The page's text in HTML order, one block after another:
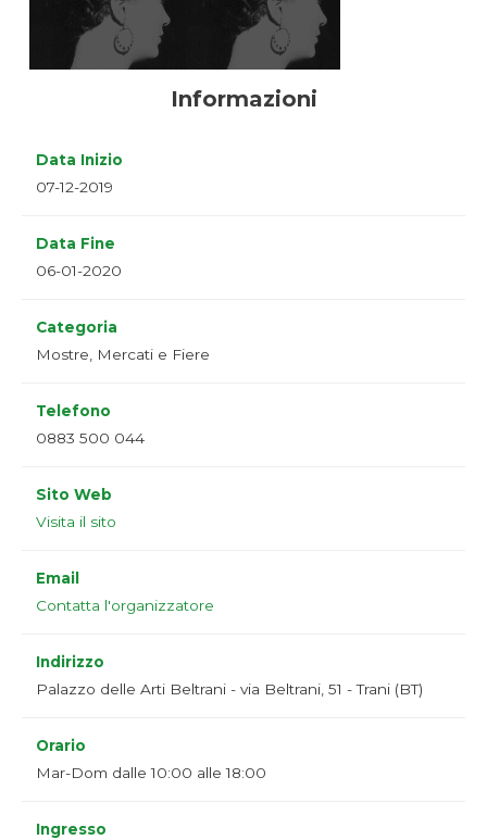
Informazioni
Data Inizio
07-12-2019
Data Fine
06-01-2020
Categoria
Mostre, Mercati e Fiere
Telefono
0883 500 044
Sito Web
Visita il sito
Email
Contatta l'organizzatore
Indirizzo
Palazzo delle Arti Beltrani - via Beltrani, 51 - Trani (BT)
Orario
Mar-Dom dalle 10:00 alle 18:00
Ingresso